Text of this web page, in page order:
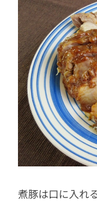
煮豚は口に入れ